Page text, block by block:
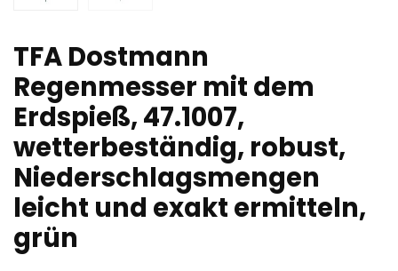
TFA Dostmann
Regenmesser mit dem
Erdspieß, 47.1007,
wetterbeständig, robust,
Niederschlagsmengen
leicht und exakt ermitteln,
grün